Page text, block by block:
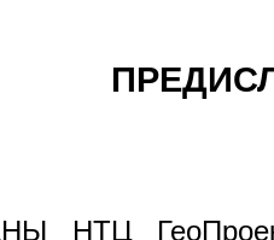
НТЦ ГеоПроект